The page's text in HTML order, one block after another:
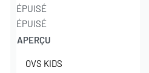
ÉPUISÉ
ÉPUISÉ
APERÇU
OVS KIDS